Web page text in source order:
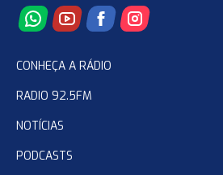
CONHEÇA A RÁDIO
RADIO 92.5FM
NOTÍCIAS
PODCASTS